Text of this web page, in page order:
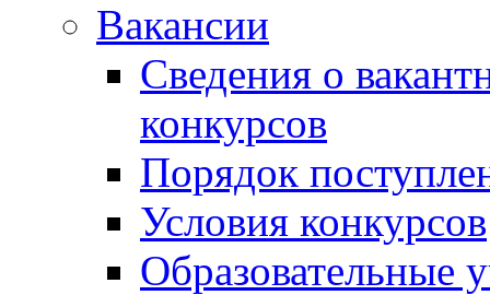
Вакансии
Сведения о
конкурсов
Порядок
Условия конкурсов
Образовательные